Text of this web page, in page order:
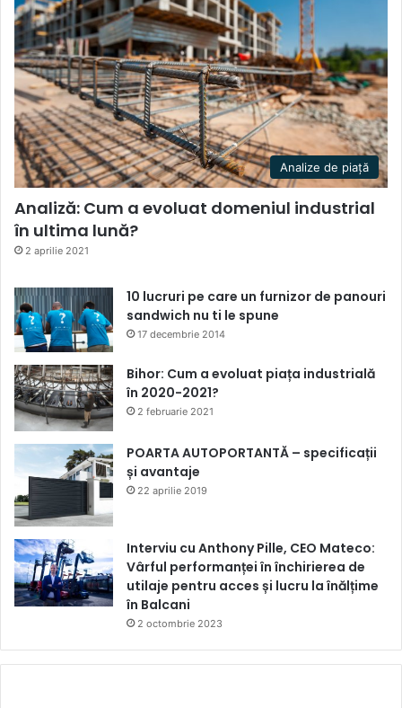
Analize de piață
Analiză: Cum a evoluat domeniul industrial
în ultima lună?
2 aprilie 2021
10 lucruri pe care un furnizor de panouri
sandwich nu ti le spune
17 decembrie 2014
Bihor: Cum a evoluat piața industrială
în 2020-2021?
2 februarie 2021
POARTA AUTOPORTANTĂ – specificații
și avantaje
22 aprilie 2019
Interviu cu Anthony Pille, CEO Mateco:
Vârful performanței în închirierea de
utilaje pentru acces și lucru la înălțime
în Balcani
2 octombrie 2023